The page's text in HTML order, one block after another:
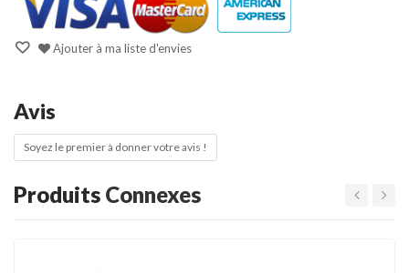
Ajouter à ma liste d'envies
Avis
Soyez le premier à donner votre avis !
Produits Connexes